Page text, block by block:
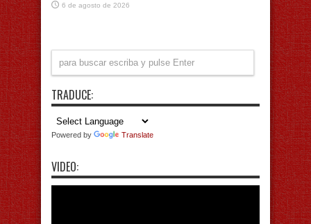
6 de agosto de 2026
TRADUCE:
Powered by Translate
VIDEO: